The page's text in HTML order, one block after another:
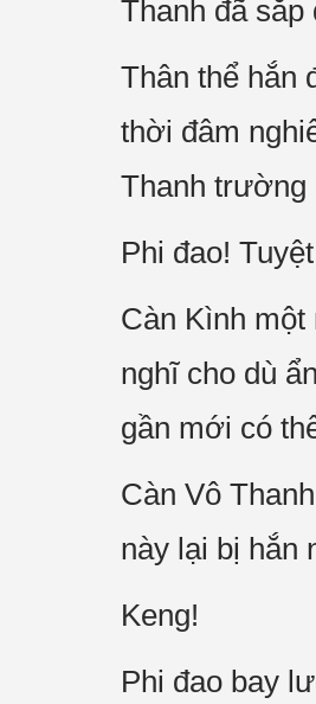
Thanh đã
Thân thể hắn
thời đâm
Thanh trường
Phi đao!
Càn Kình
nghĩ cho dù
gần mới có
Càn Vô
này lại bị hắn
Keng!
Phi đao bay